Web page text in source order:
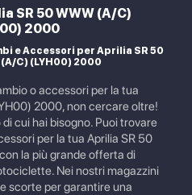
SR 50 WWW (A/C)
2000
e Accessori per Aprilia SR 50
(A/C) (LYH00) 2000
o accessori per la tua
2000, non cercare oltre!
cui hai bisogno. Puoi trovare
per la tua Aprilia SR 50
la più grande offerta di
Nei nostri magazzini
scorte per garantire una